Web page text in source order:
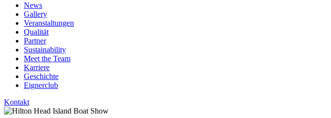
News
Gallery
Veranstaltungen
Qualität
Partner
Sustainability
Meet the Team
Karriere
Geschichte
Eignerclub
Kontakt